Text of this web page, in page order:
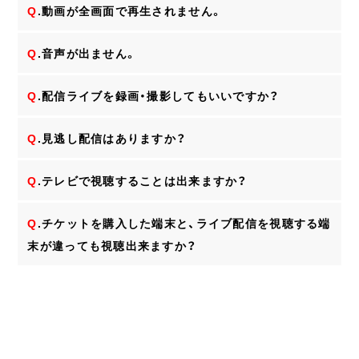
Q.動画が全画面で再生されません。
Q.音声が出ません。
Q.配信ライブを録画・撮影してもいいですか？
Q.見逃し配信はありますか？
Q.テレビで視聴することは出来ますか？
Q.チケットを購入した端末と、ライブ配信を視聴する端
末が違っても視聴出来ますか？